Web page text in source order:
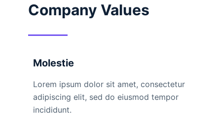
Company Values
Molestie
Lorem ipsum dolor sit amet, consectetur
adipiscing elit, sed do eiusmod tempor
incididunt.